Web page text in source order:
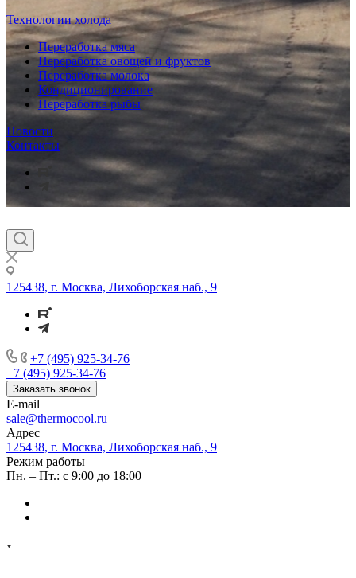
Технологии холода
Переработка мяса
Переработка овощей и фруктов
Переработка молока
Кондиционирование
Переработка рыбы
Новости
Контакты
125438, г. Москва, Лихоборская наб., 9
+7 (495) 925-34-76
+7 (495) 925-34-76
Заказать звонок
E-mail
sale@thermocool.ru
Адрес
125438, г. Москва, Лихоборская наб., 9
Режим работы
Пн. – Пт.: с 9:00 до 18:00